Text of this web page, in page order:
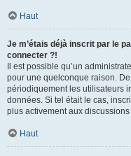
Haut
Je m’étais déjà inscrit par le
connecter ?!
Il est possible qu’un
pour une quelconque raison.
périodiquement les utilisateurs
données. Si tel était le cas,
plus activement aux
Haut